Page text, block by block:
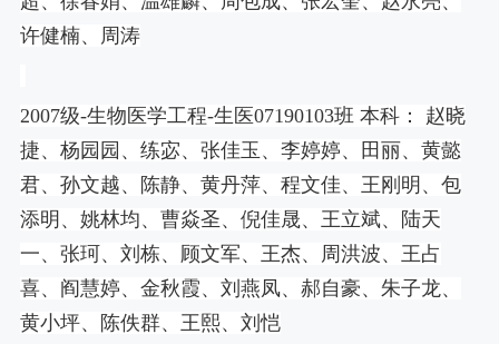
许健楠、周涛
2007级-生物医学工程-生医07190103班 本科： 赵晓
捷、杨园园、练宓、张佳玉、李婷婷、田丽、黄懿
君、孙文越、陈静、黄丹萍、程文佳、王刚明、包
添明、姚林均、曹焱圣、倪佳晟、王立斌、陆天
一、张珂、刘栋、顾文军、王杰、周洪波、王占
喜、阎慧婷、金秋霞、刘燕凤、郝自豪、朱子龙、
黄小坪、陈佚群、王熙、刘恺